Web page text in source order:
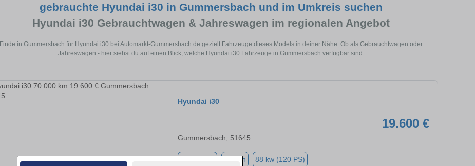
gebrauchte Hyundai i30 in Gummersbach und im Umkreis suchen
Hyundai i30 Gebrauchtwagen & Jahreswagen im regionalen Angebot
Finde in Gummersbach für Hyundai i30 bei Automarkt-Gummersbach.de gezielt Fahrzeuge dieses Models in deiner Nähe. Ob als Gebrauchtwagen oder
Jahreswagen - hier siehst du auf einen Blick, welche Hyundai i30 Fahrzeuge in Gummersbach verfügbar sind.
Hyundai i30
19.600 €
Gummersbach, 51645
Benzin 88 kw (120 PS)